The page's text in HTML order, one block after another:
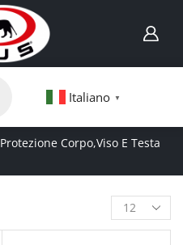
Italiano ▼
Protezione Corpo,Viso E Testa